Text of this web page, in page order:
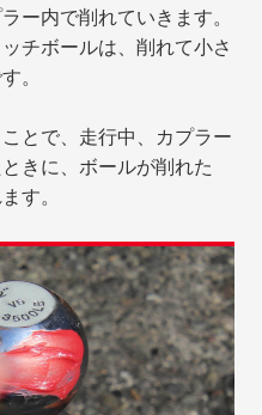
ー内で削れていきます。
チボールは、削れて小さ
。
とで、走行中、カプラー
きに、ボールが削れた
す。